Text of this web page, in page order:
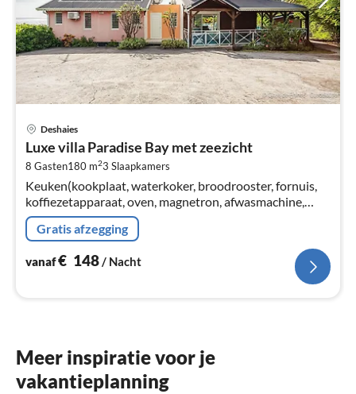
Deshaies
Luxe villa Paradise Bay met zeezicht
8 Gasten180 m23 Slaapkamers
Keuken(kookplaat, waterkoker, broodrooster, fornuis,
koffiezetapparaat, oven, magnetron, afwasmachine,
koel-/vriescombinatie, , , Wine glasses)
Gratis afzegging
vanaf€ 148/ Nacht
Meer inspiratie voor je
vakantieplanning